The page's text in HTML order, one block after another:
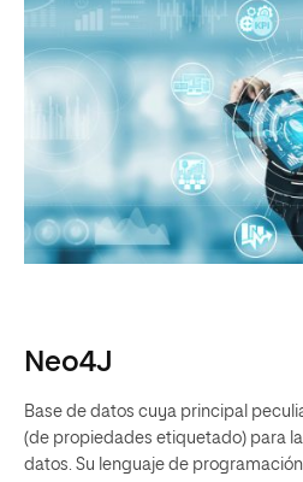
Neo4J
Base de datos cuya principal
(de propiedades etiquetado) para
datos. Su lenguaje de